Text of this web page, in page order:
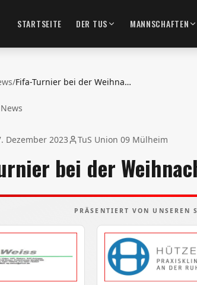
STARTSEITE DER TUS MANNSCHAFTEN
/ Fifa-Turnier bei der Weihnachtsfeier der C1
Dezember 2023 TuS Union 09 Mülheim
bei der
PRÄSENTIERT VON UNSEREN